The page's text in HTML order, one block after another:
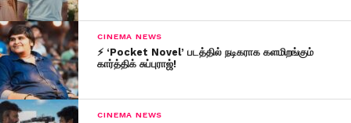
CINEMA NEWS
⚡ ‘Pocket Novel’ படத்தில் நடிகராக களமிறங்கும்
கார்த்திக் சுப்புராஜ்!
CINEMA NEWS